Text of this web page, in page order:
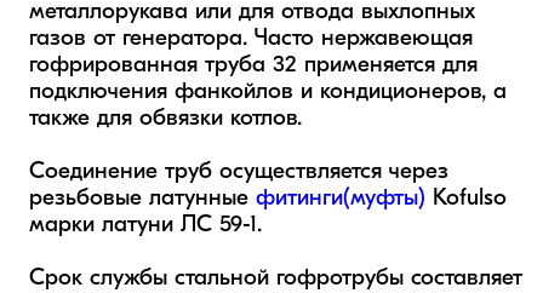
металлорукава или для отвода выхлопных
газов от генератора. Часто нержавеющая
гофрированная труба 32 применяется для
подключения фанкойлов и кондиционеров, а
также для обвязки котлов.
Соединение труб осуществляется через
резьбовые латунные фитинги(муфты) Kofulso
марки латуни ЛС 59-1.
Срок службы стальной гофротрубы составляет